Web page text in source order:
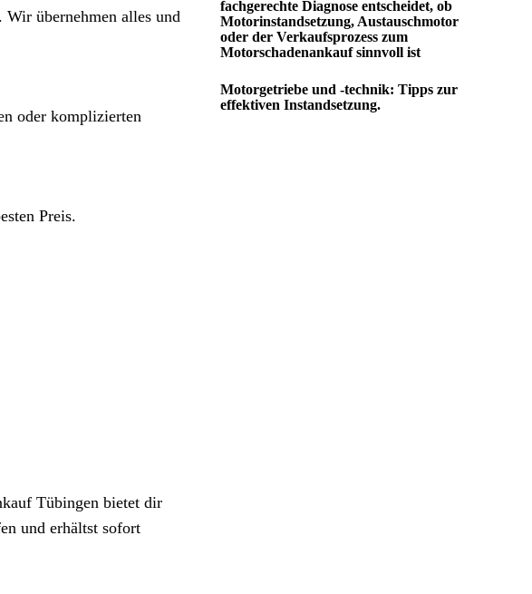
übernehmen alles und
oder komplizierten
Preis.
Tübingen bietet dir
und erhältst sofort
fachgerechte Diagnose entscheidet, ob
Motorinstandsetzung, Austauschmotor
oder der Verkaufsprozess zum
Motorschadenankauf sinnvoll ist
Motorgetriebe und -technik: Tipps zur
effektiven Instandsetzung.